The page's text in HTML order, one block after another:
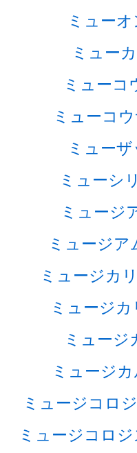
ミュー
ミュー
ミューコ
ミューコ
ミュー
ミューシ
ミュージ
ミュージ
ミュージカ
ミュージ
ミュージ
ミュージ
ミュージコロ
ミュージコロ